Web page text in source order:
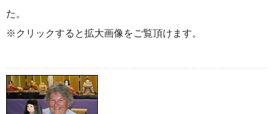
た。
※クリックすると拡大画像をご覧頂けます。